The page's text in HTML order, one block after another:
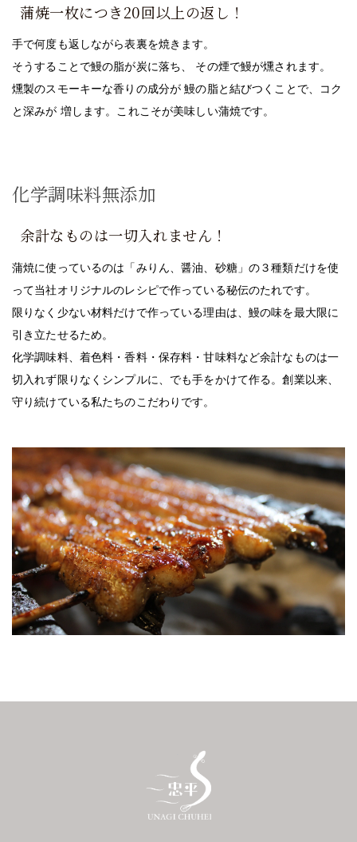
蒲焼一枚につき20回以上の返し！
手で何度も返しながら表裏を焼きます。
そうすることで鰻の脂が炭に落ち、 その煙で鰻が燻されます。
燻製のスモーキーな香りの成分が 鰻の脂と結びつくことで、コク
と深みが 増します。これこそが美味しい蒲焼です。
化学調味料無添加
余計なものは一切入れません！
蒲焼に使っているのは「みりん、醤油、砂糖」の３種類だけを使
って当社オリジナルのレシピで作っている秘伝のたれです。
限りなく少ない材料だけで作っている理由は、鰻の味を最大限に
引き立たせるため。
化学調味料、着色料・香料・保存料・甘味料など余計なものは一
切入れず限りなくシンプルに、でも手をかけて作る。創業以来、
守り続けている私たちのこだわりです。